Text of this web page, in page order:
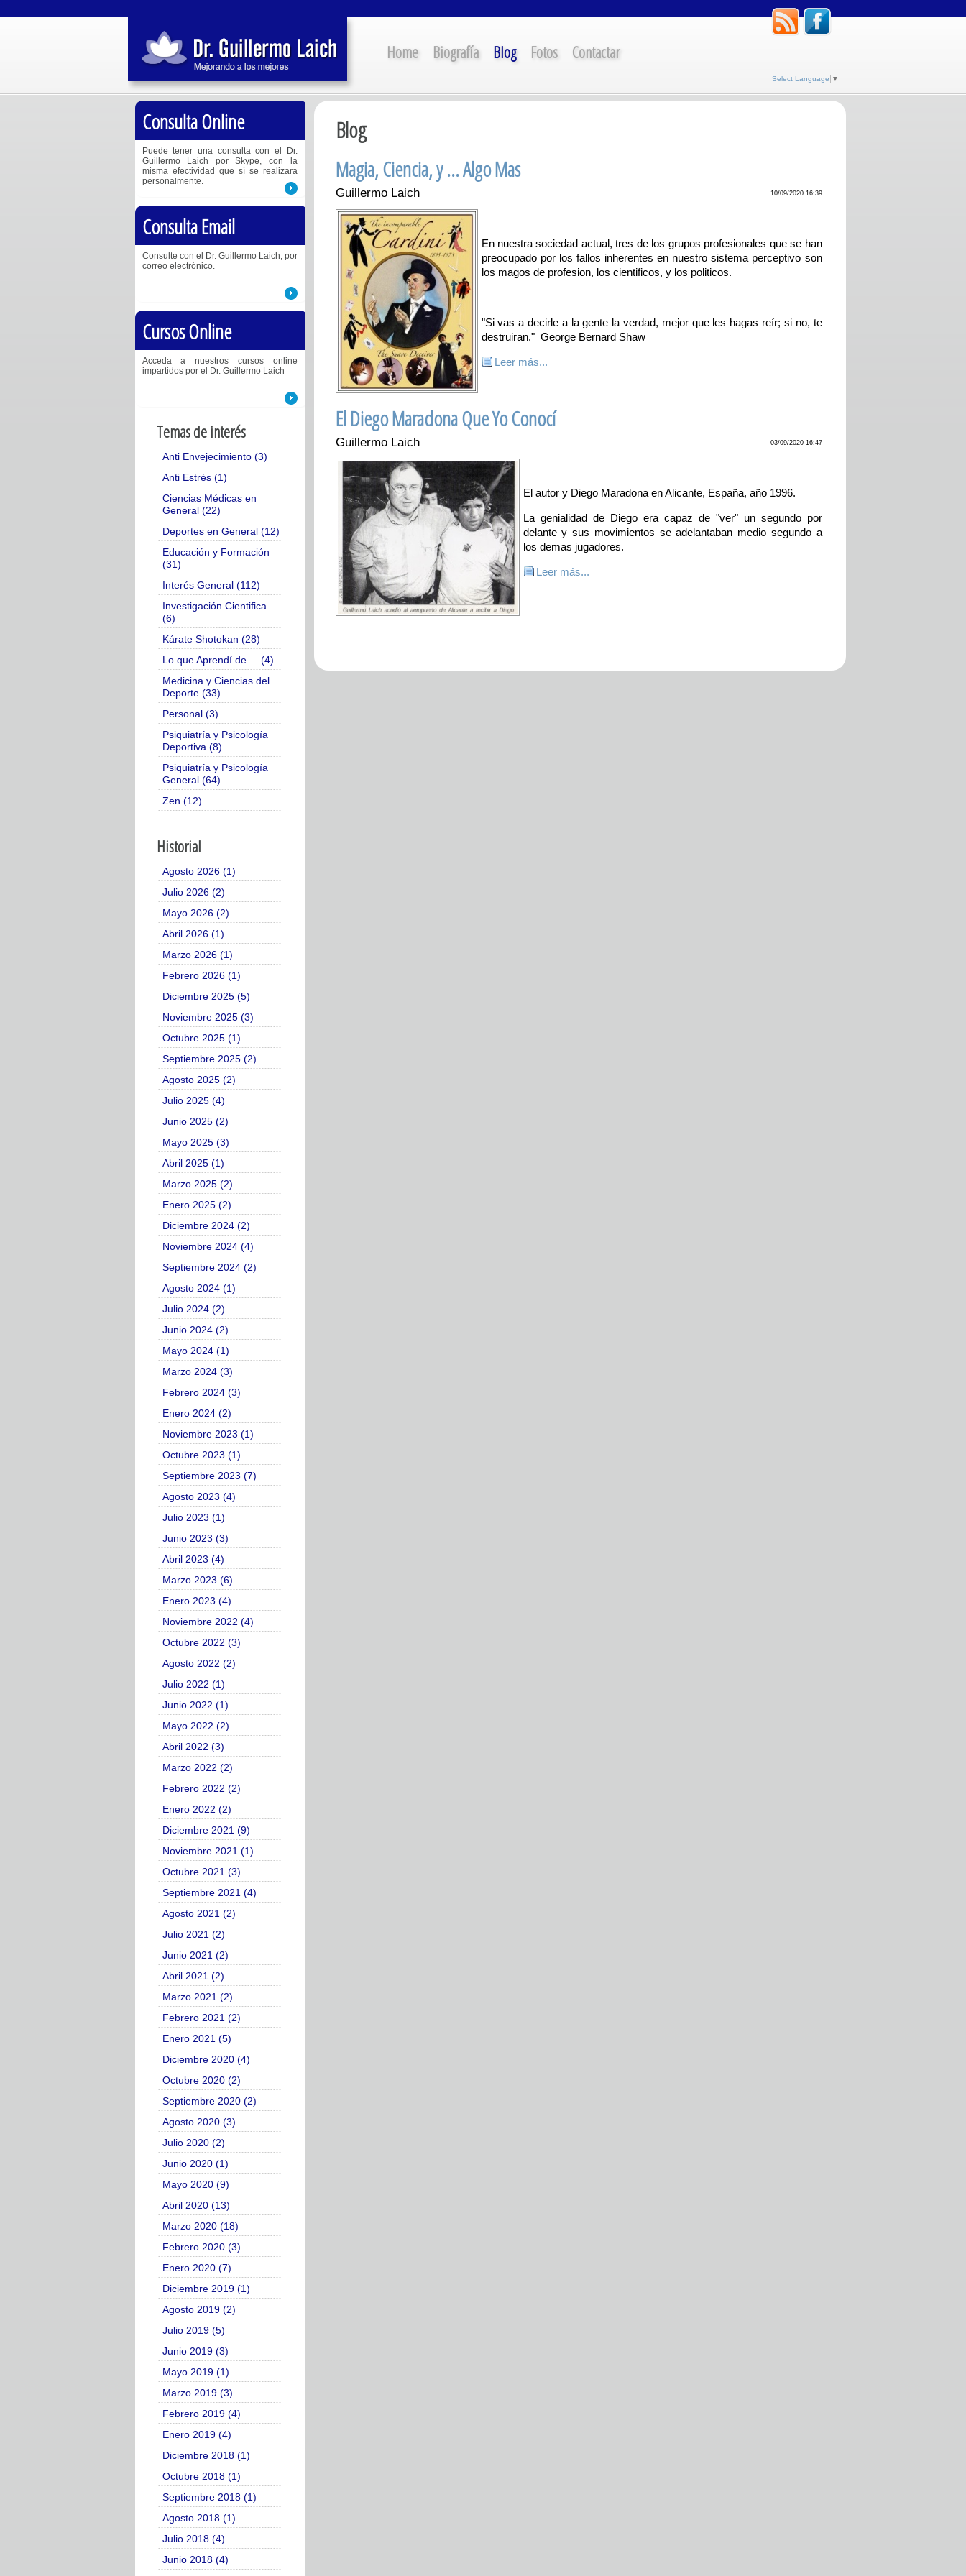
Select Language ▼
Home Biografía Blog Fotos Contactar
Consulta Online
Puede tener una consulta con el Dr.
Guillermo Laich por Skype, con la
misma efectividad que sí se realizara
personalmente.
Consulta Email
Consulte con el Dr. Guillermo Laich, por
correo electrónico.
Cursos Online
Acceda a nuestros cursos online
impartidos por el Dr. Guillermo Laich
Temas de interés
Anti Envejecimiento (3)
Anti Estrés (1)
Ciencias Médicas en
General (22)
Deportes en General (12)
Educación y Formación
(31)
Interés General (112)
Investigación Cientifica
(6)
Kárate Shotokan (28)
Lo que Aprendí de ... (4)
Medicina y Ciencias del
Deporte (33)
Personal (3)
Psiquiatría y Psicología
Deportiva (8)
Psiquiatría y Psicología
General (64)
Zen (12)
Historial
Agosto 2026 (1)
Julio 2026 (2)
Mayo 2026 (2)
Abril 2026 (1)
Marzo 2026 (1)
Febrero 2026 (1)
Diciembre 2025 (5)
Noviembre 2025 (3)
Octubre 2025 (1)
Septiembre 2025 (2)
Agosto 2025 (2)
Julio 2025 (4)
Junio 2025 (2)
Mayo 2025 (3)
Abril 2025 (1)
Marzo 2025 (2)
Enero 2025 (2)
Diciembre 2024 (2)
Noviembre 2024 (4)
Septiembre 2024 (2)
Agosto 2024 (1)
Julio 2024 (2)
Junio 2024 (2)
Mayo 2024 (1)
Marzo 2024 (3)
Febrero 2024 (3)
Enero 2024 (2)
Noviembre 2023 (1)
Octubre 2023 (1)
Septiembre 2023 (7)
Agosto 2023 (4)
Julio 2023 (1)
Junio 2023 (3)
Abril 2023 (4)
Marzo 2023 (6)
Enero 2023 (4)
Noviembre 2022 (4)
Octubre 2022 (3)
Agosto 2022 (2)
Julio 2022 (1)
Junio 2022 (1)
Mayo 2022 (2)
Abril 2022 (3)
Marzo 2022 (2)
Febrero 2022 (2)
Enero 2022 (2)
Diciembre 2021 (9)
Noviembre 2021 (1)
Octubre 2021 (3)
Septiembre 2021 (4)
Agosto 2021 (2)
Julio 2021 (2)
Junio 2021 (2)
Abril 2021 (2)
Marzo 2021 (2)
Febrero 2021 (2)
Enero 2021 (5)
Diciembre 2020 (4)
Octubre 2020 (2)
Septiembre 2020 (2)
Agosto 2020 (3)
Julio 2020 (2)
Junio 2020 (1)
Mayo 2020 (9)
Abril 2020 (13)
Marzo 2020 (18)
Febrero 2020 (3)
Enero 2020 (7)
Diciembre 2019 (1)
Agosto 2019 (2)
Julio 2019 (5)
Junio 2019 (3)
Mayo 2019 (1)
Marzo 2019 (3)
Febrero 2019 (4)
Enero 2019 (4)
Diciembre 2018 (1)
Octubre 2018 (1)
Septiembre 2018 (1)
Agosto 2018 (1)
Julio 2018 (4)
Junio 2018 (4)
Blog
Magia, Ciencia, y ... Algo Mas
Guillermo Laich 10/09/2020 16:39
En nuestra sociedad actual, tres de los grupos profesionales que se han
preocupado por los fallos inherentes en nuestro sistema perceptivo son
los magos de profesion, los cientificos, y los politicos.
"Si vas a decirle a la gente la verdad, mejor que les hagas reír; si no, te
destruiran." George Bernard Shaw
Leer más...
El Diego Maradona Que Yo Conocí
Guillermo Laich 03/09/2020 16:47
El autor y Diego Maradona en Alicante, España, año 1996.
La genialidad de Diego era capaz de "ver" un segundo por
delante y sus movimientos se adelantaban medio segundo a
los demas jugadores.
Leer más...